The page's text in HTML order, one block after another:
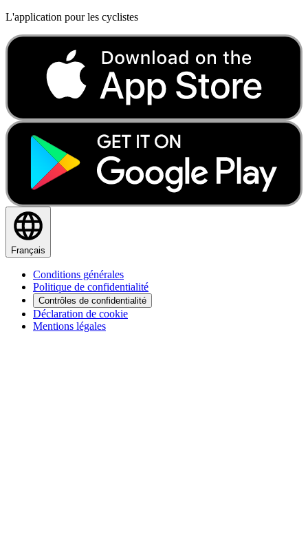
L'application pour les cyclistes
Français
Conditions générales
Politique de confidentialité
Contrôles de confidentialité
Déclaration de cookie
Mentions légales